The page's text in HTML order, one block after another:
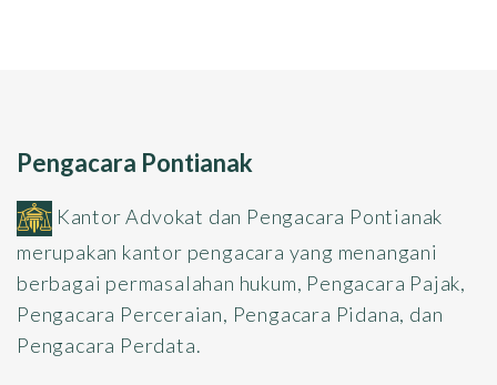
Pengacara Pontianak
Kantor Advokat dan Pengacara Pontianak
merupakan kantor pengacara yang menangani
berbagai permasalahan hukum, Pengacara Pajak,
Pengacara Perceraian, Pengacara Pidana, dan
Pengacara Perdata.